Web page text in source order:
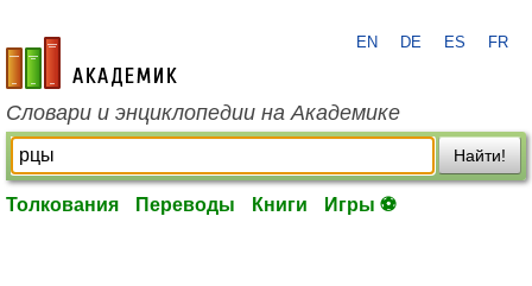
academic.ru
EN DE ES FR
Словари и энциклопедии на Академике
Найти!
Толкования Переводы Книги Игры ⚽